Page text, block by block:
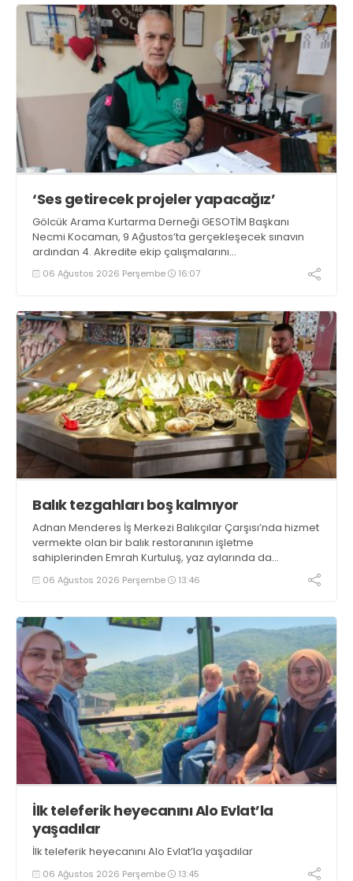
‘Ses getirecek projeler yapacağız’
Gölcük Arama Kurtarma Derneği GESOTİM Başkanı
Necmi Kocaman, 9 Ağustos’ta gerçekleşecek sınavın
ardından 4. Akredite ekip çalışmalarını
tamamlayacaklarını ifade ederek açıklamalarda
bulundu. Kocaman, “Gölcük’te ve Kocaeli genelinde ses
06 Ağustos 2026 Perşembe 16:07
Balık tezgahları boş kalmıyor
Adnan Menderes İş Merkezi Balıkçılar Çarşısı’nda hizmet
vermekte olan bir balık restoranının işletme
sahiplerinden Emrah Kurtuluş, yaz aylarında da
tezgahlarda taze balık bulunduğunu ifade ederek “Yıl
boyunca tezgahlarda taze balık bulmak mümkün
06 Ağustos 2026 Perşembe 13:46
İlk teleferik heyecanını Alo Evlat’la
yaşadılar
İlk teleferik heyecanını Alo Evlat’la yaşadılar
06 Ağustos 2026 Perşembe 13:45